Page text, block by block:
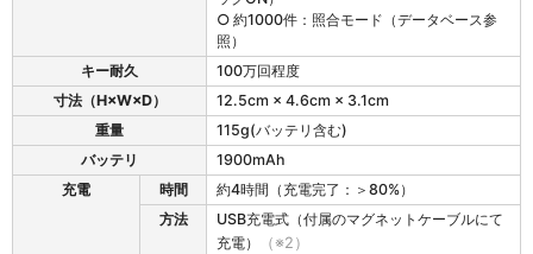
○ 約1000件：照合モード（データベース参
照）
キー耐久
100万回程度
寸法（H×W×D）
12.5cm × 4.6cm × 3.1cm
重量
115g(バッテリ含む)
バッテリ
1900mAh
充電
時間
約4時間（充電完了：＞80%）
方法
USB充電式（付属のマグネットケーブルにて
充電）
（※2）